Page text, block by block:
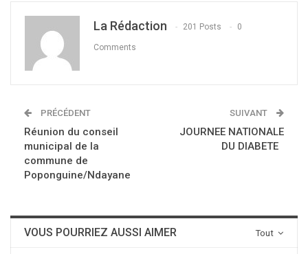
La Rédaction 201 Posts 0
Comments
PRÉCÉDENT
Réunion du conseil
municipal de la
commune de
Poponguine/Ndayane
SUIVANT
JOURNEE NATIONALE
DU DIABETE
Tout
VOUS POURRIEZ AUSSI AIMER